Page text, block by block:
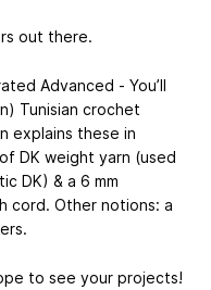
out there.
Advanced - You’ll
Tunisian crochet
explains these in
DK weight yarn (used
DK) & a 6 mm
cord. Other notions: a
to see your projects!